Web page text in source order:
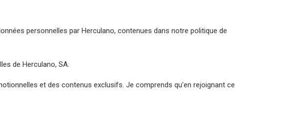
personnelles par Herculano, contenues dans notre politique de
de Herculano, SA.
et des contenus exclusifs. Je comprends qu'en rejoignant ce